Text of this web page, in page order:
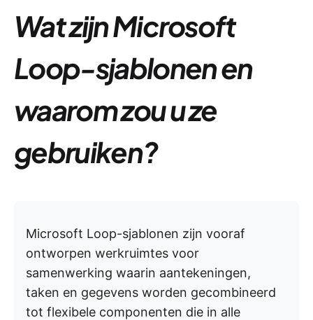
Wat zijn Microsoft
Loop-sjablonen en
waarom zou u ze
gebruiken?
Microsoft Loop-sjablonen zijn vooraf
ontworpen werkruimtes voor
samenwerking waarin aantekeningen,
taken en gegevens worden gecombineerd
tot flexibele componenten die in alle